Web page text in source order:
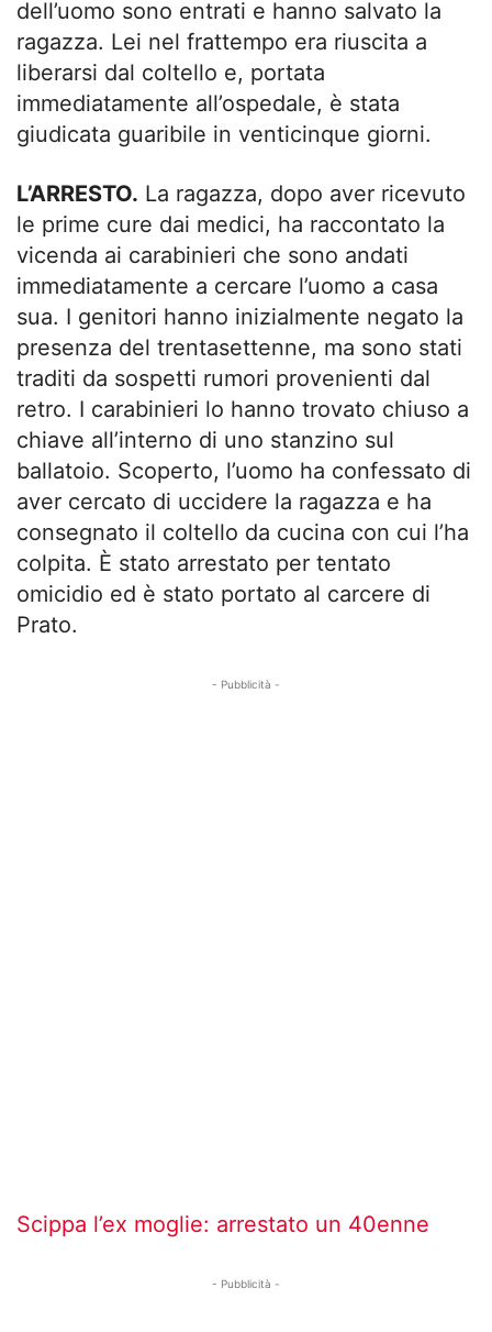
dell’uomo sono entrati e hanno salvato la
ragazza. Lei nel frattempo era riuscita a
liberarsi dal coltello e, portata
immediatamente all’ospedale, è stata
giudicata guaribile in venticinque giorni.
L’ARRESTO. La ragazza, dopo aver ricevuto
le prime cure dai medici, ha raccontato la
vicenda ai carabinieri che sono andati
immediatamente a cercare l’uomo a casa
sua. I genitori hanno inizialmente negato la
presenza del trentasettenne, ma sono stati
traditi da sospetti rumori provenienti dal
retro. I carabinieri lo hanno trovato chiuso a
chiave all’interno di uno stanzino sul
ballatoio. Scoperto, l’uomo ha confessato di
aver cercato di uccidere la ragazza e ha
consegnato il coltello da cucina con cui l’ha
colpita. È stato arrestato per tentato
omicidio ed è stato portato al carcere di
Prato.
- Pubblicità -
Scippa l’ex moglie: arrestato un 40enne
- Pubblicità -